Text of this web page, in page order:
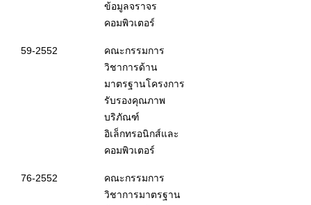
ข้อมูลจราจร
คอมพิวเตอร์
59-2552
คณะกรรมการ
วิชาการด้าน
มาตรฐานโครงการ
รับรองคุณภาพ
บริภัณฑ์
อิเล็กทรอนิกส์และ
คอมพิวเตอร์
76-2552
คณะกรรมการ
วิชาการมาตรฐาน